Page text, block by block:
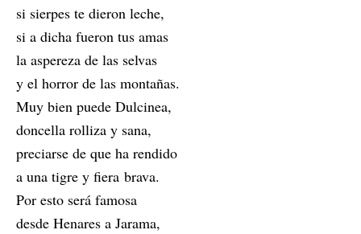
si sierpes te dieron leche,
si a dicha fueron tus amas
la aspereza de las selvas
y el horror de las montañas.
Muy bien puede Dulcinea,
doncella rolliza y sana,
preciarse de que ha rendido
a una tigre y fiera brava.
Por esto será famosa
desde Henares a Jarama,